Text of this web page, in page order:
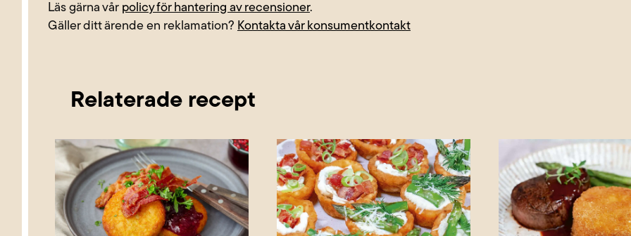
Läs gärna vår policy för hantering av recensioner.
Gäller ditt ärende en reklamation? Kontakta vår konsumentkontakt
Relaterade recept